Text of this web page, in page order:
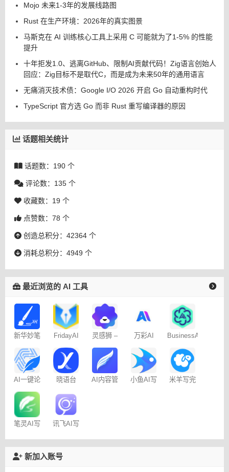
Mojo 未来1-3年的发展线路图
Rust 在生产环境：2026年的真实图景
马斯克在 AI 训练核心工具上采用 C 可能就为了1-5% 的性能
提升
十年拒发1.0、逃离GitHub、限制AI贡献代码！Zig语言创始人
回应：Zig目标不是取代C，而是成为未来50年的通用语言
无痛消灭技术债：Google I/O 2026 开启 Go 自动重构时代
TypeScript 官方选 Go 而非 Rust 重写编译器的原因
话题相关统计
话题数：190 个
评论数：135 个
收藏数：19 个
点赞数：78 个
创造总积分：42364 个
消耗总积分：4949 个
最近浏览的 AI 工具
新华妙笔
FridayAI
灵感狮 –
作
万彩AI BusinessAI
AI一键论
AIPaperPass
晓语台
AI内容管
小鱼AI写
米羊写完
笔灵AI写
讯飞AI写
新加入账号